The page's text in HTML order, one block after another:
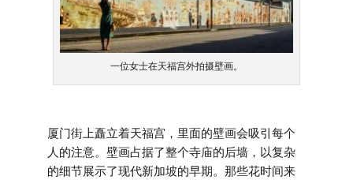
一位女士在天福宫外拍摄壁画。
厦门街上矗立着天福宫，里面的壁画会吸引每个
人的注意。壁画占据了整个寺庙的后墙，以复杂
的细节展示了现代新加坡的早期。那些花时间来